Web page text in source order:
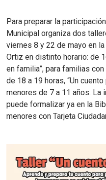
Para preparar la
Municipal organiza dos
viernes 8 y 22 de mayo en
Ortiz en distinto horario: de
en familia”, para familias
de 18 a 19 horas, “Un
menores de 7 a 11 años.
puede formalizar ya en la
menores con Tarjeta